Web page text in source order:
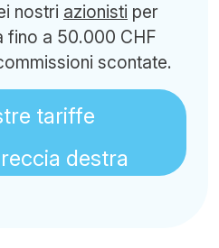
nostri azionisti per
fino a 50.000 CHF
scontate.
tariffe